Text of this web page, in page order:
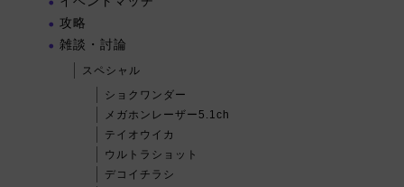
攻略
雑談・討論
スペシャル
ショクワンダー
メガホンレーザー5.1ch
テイオウイカ
ウルトラショット
デコイチラシ